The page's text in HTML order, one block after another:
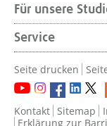
Für unsere
Service
Seite drucken
Kontakt Sitemap
Erklärung zur